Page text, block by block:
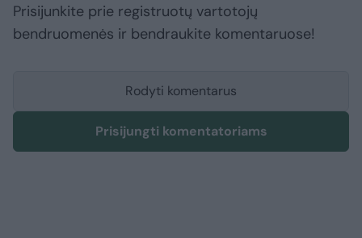
Prisijunkite prie registruotų vartotojų
bendruomenės ir bendraukite komentaruose!
Rodyti komentarus
Prisijungti komentatoriams